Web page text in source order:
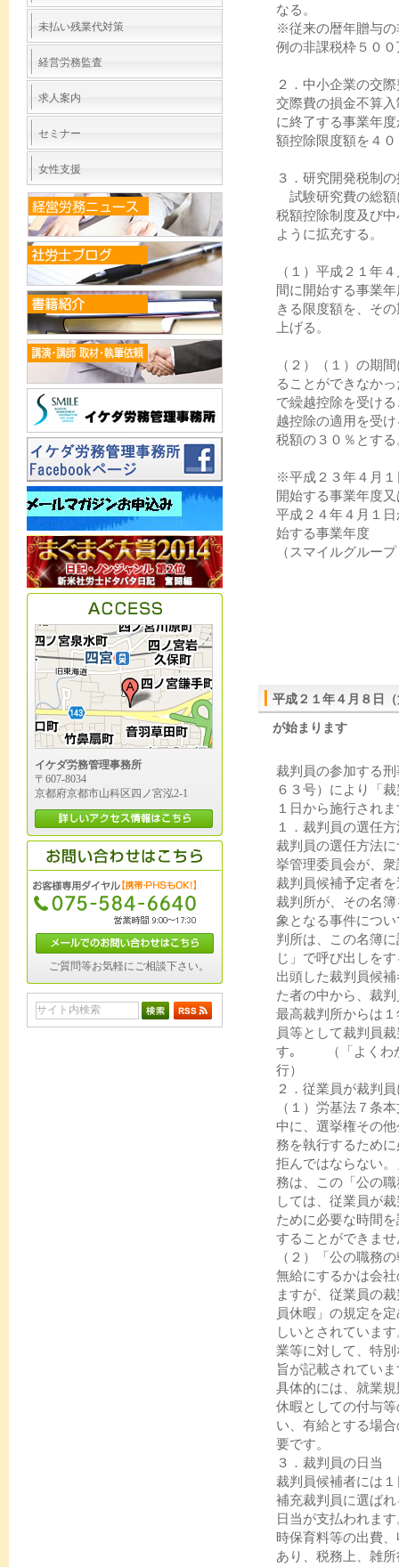
なる。
※従来の暦年贈与
例の非課税枠５０
２．中小企業の交
交際費の損金不算
に終了する事業年
額控除限度額を４
３．研究開発税制
試験研究費の総額
税額控除制度及び
ように拡充する。
（１）平成２１年
間に開始する事業
きる限度額を、そ
上げる。
（２）（１）の期
ることができなか
で繰越控除を受け
越控除の適用を受
税額の３０％とする
※平成２３年４月１
開始する事業年度又
平成２４年４月１
始する事業年度
（スマイルグルー
平成２１年４月８日
が始まります
裁判員の参加する
６３号）により「
１日から施行され
１．裁判員の選任方
裁判員の選任方法
挙管理委員会が、
裁判員候補予定者
裁判所が、その名
象となる事件につ
判所は、この名簿
じ」で呼び出しを
出頭した裁判員候
た者の中から、裁
最高裁判所からは
員等として裁判員
す｡ （「よくわか
行）
２．従業員が裁判
（１）労基法７条
中に、選挙権その
務を執行するため
拒んではならない
務は、この「公の
しては、従業員が
ために必要な時間
することができませ
（２）「公の職務
無給にするかは会
ますが、従業員の
員休暇」の規定を
しいとされていま
業等に対して、特
旨が記載されてい
具体的には、就業
休暇としての付与
い、有給とする場
要です。
３．裁判員の日当
裁判員候補者には
補充裁判員に選ば
日当が支払われま
時保育料等の出費
あり、税務上、雑
未払い残業代対策
経営労務監査
求人案内
セミナー
女性支援
イケダ労務管理事務所
〒607-8034
京都府京都市山科区四ノ宮泓2-1
ご質問等お気軽にご相談下さい。